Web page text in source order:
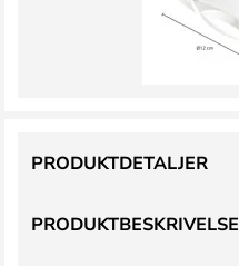
PRODUKTBESKRIVELSE
PRODUKTDETALJER